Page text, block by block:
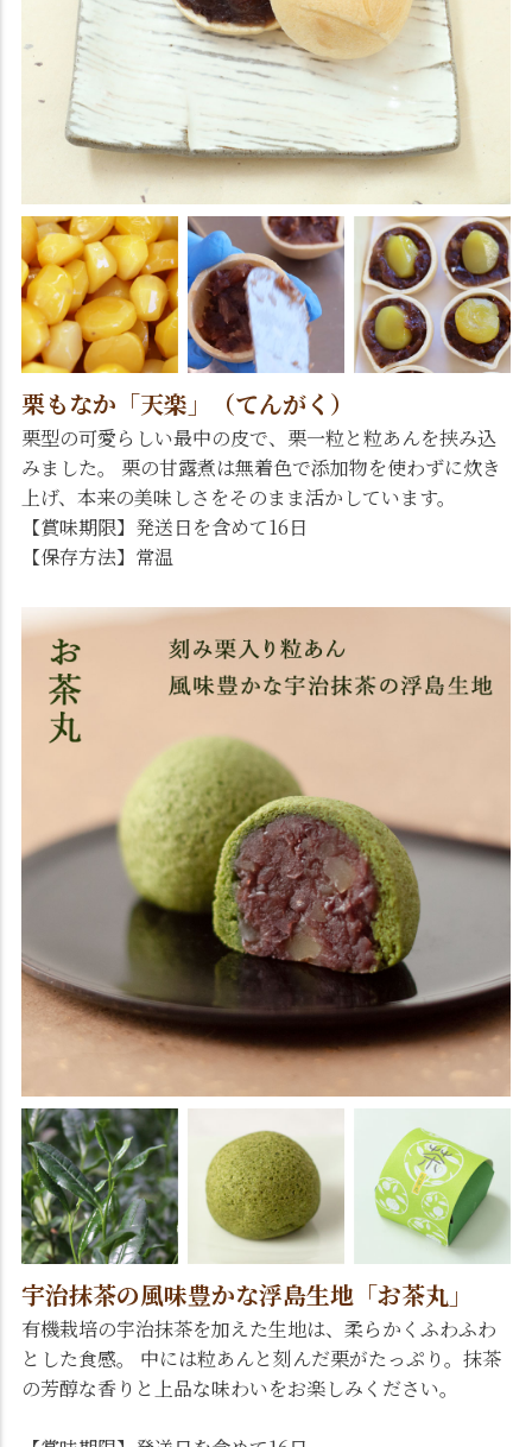
栗もなか「天楽」（てんがく）
栗型の可愛らしい最中の皮で、栗一粒と粒あんを挟み込
みました。 栗の甘露煮は無着色で添加物を使わずに炊き
上げ、本来の美味しさをそのまま活かしています。
【賞味期限】発送日を含めて16日
【保存方法】常温
宇治抹茶の風味豊かな浮島生地「お茶丸」
有機栽培の宇治抹茶を加えた生地は、柔らかくふわふわ
とした食感。 中には粒あんと刻んだ栗がたっぷり。抹茶
の芳醇な香りと上品な味わいをお楽しみください。